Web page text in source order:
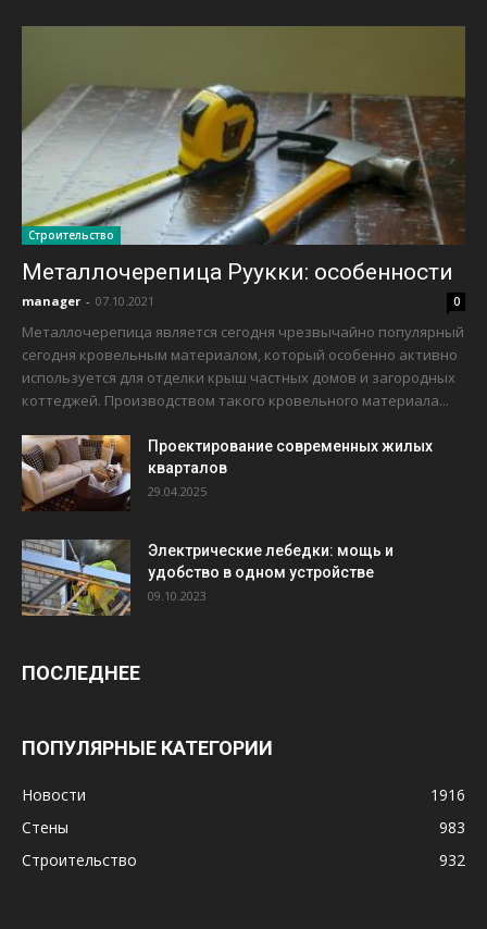
Строительство
Металлочерепица Руукки: особенности
manager - 07.10.2021 0
Металлочерепица является сегодня чрезвычайно популярный
сегодня кровельным материалом, который особенно активно
используется для отделки крыш частных домов и загородных
коттеджей. Производством такого кровельного материала...
Проектирование современных жилых
кварталов
29.04.2025
Электрические лебедки: мощь и
удобство в одном устройстве
09.10.2023
ПОСЛЕДНЕЕ
ПОПУЛЯРНЫЕ КАТЕГОРИИ
Новости
1916
Стены
983
Строительство
932